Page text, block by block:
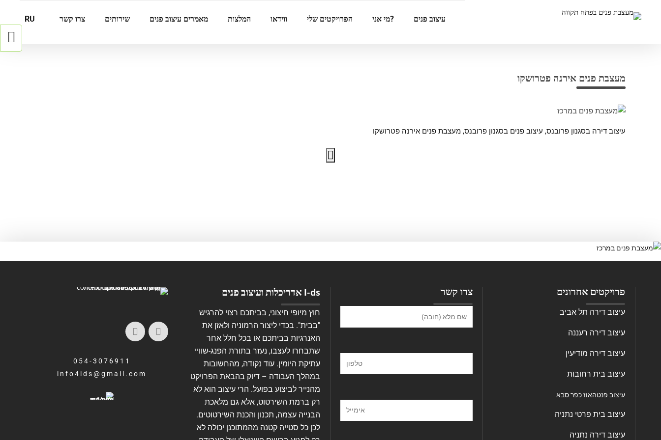
עיצוב פנים ?מי אני הפרויקטים שלי ווידאו המלצות מאמרים עיצוב פנים שירותים צרו קשר RU
מעצבת פנים אירנה פטרושקו
עיצוב דירה בסגנון פרובנס, עיצוב פנים בסגנון פרובנס, מעצבת פנים אירנה פטרושקו
פרויקטים אחרונים
עיצוב דירה תל אביב
עיצוב דירה רעננה
עיצוב דירה מודיעין
עיצוב בית רחובות
עיצוב פנטהאוז כפר סבא
עיצוב בית פרטי נתניה
עיצוב דירה נתניה
צרו קשר I-ds אדריכלות ועיצוב פנים
חוץ מיופי חיצוני, בביתכם רצוי להרגיש
"בבית". בכדי ליצור הרמוניה ולאזן את
האנרגיות בביתכם או בכל חלל אחר
שתבחרו לעצבו, נעזר בתורת הפנג-שוויי
עתיקת היומין. עוד נקודה, מהחשובות
במהלך העבודה – דיוק בהבאת הפרויקט
מהנייר לביצוע בפועל. הרי עיצוב הוא לא
רק ברמת השירטוט, אלא גם מלאכת
הבנייה עצמה, תכנון והכנת השירטוטים.
לכן כל סטייה קטנה מהמתוכנן יכולה לא
054-3076911
info4ids@gmail.com